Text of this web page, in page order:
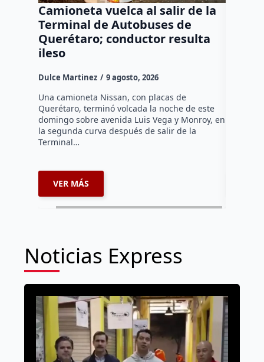
Camioneta vuelca al salir de la
Terminal de Autobuses de
Querétaro; conductor resulta
ileso
Dulce Martinez 9 agosto, 2026
Una camioneta Nissan, con placas de
Querétaro, terminó volcada la noche de este
domingo sobre avenida Luis Vega y Monroy, en
la segunda curva después de salir de la
Terminal…
VER MÁS
Noticias Express